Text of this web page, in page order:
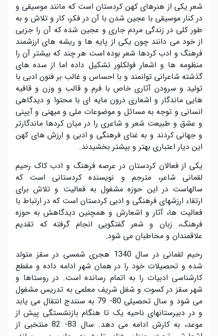
شعر یکی از هنرهای کهن کردستان است که مانند موسیقی و
در کنار موسیقی با عجین شدن با آن در فکر، کار و تلاش و به
طور کلی در زندگی مردم جاری و عجین شده که آن را جزیی
از خود می دانند چون یکی از پایه ها و ریشه های ارزشمند
فرهنگ و ادب کردها شعر بوده است هر چند که بیشتر آن را
منظومه ها و اشعار فولکلور تشکیل داده اما از سده های
گذشته شاعرانی توانمند و با احساس و غالب بر فنون ادبی با
تولید و سرودن آثاری خاص با فرم و قالب و وزن و قافیه
هایی ماندگار و اشعاری درون مایه ای با محتوا و دیدگاهی
انسانی و توجه به مسائل و موضوعات ملی و میهنی و آیینی
و عشق و طبیعت شعر و شاعری را در میان کردها ماندگارتر
و جهانی کردند و به غنای فرهنگی و ادبی و ارزش های کهن
این دیار اعتباری بهتر و بیشتر بخشیدند.
یکی از فعالان کردستان در عرصه فرهنگ و ادب کاک رحیم
لقمانی شاعر، مترجم و نویسنده کردستانی است که
سالهاست در این حوزه مشغول به فعالیت و تلاش برای
ارتقاء ارزشهای فرهنگی و ادبی کردستان است که در ارتباط با
فعالیت ها، آثار و اشعارش و همچنین دیدگاهش به حوزه
فرهنگ، زبان و شعر گفتگویی انجام گرفته که تقدیم
علاقمندان و مخاطبان می شود.
رحیم لقمانی در سال 1340 هجری شمسی در سقز متولد
شده و تحصیلات خود را در همان شهر ادامه داده و مقطع
کارشناسی ادبیات را به اتمام رسانده است. در روستاها و
شهر سقز در کسوت و شغل شریف معلمی به تدریس مشغول
می شود و سال تحصیلی 80- 79 به سنندج انتقال می یابد
و در دبیرستانهای ناحیه یک تا هنگام بازنشستگی پیش از
موعد، به کارش ادامه می دهد. سال 83- 82 منتخبی از